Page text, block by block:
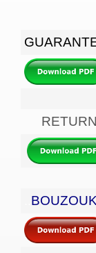
RETURN